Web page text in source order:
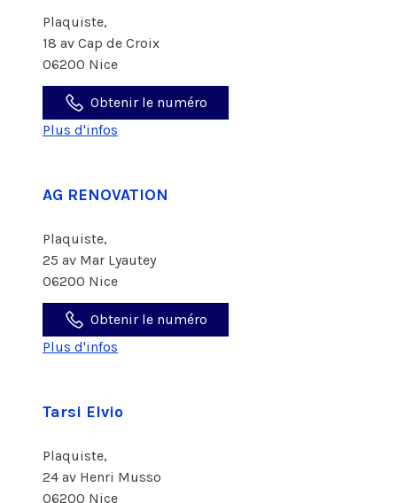
Plaquiste,
18 av Cap de Croix
06200 Nice
Obtenir le numéro
Plus d'infos
AG RENOVATION
Plaquiste,
25 av Mar Lyautey
06200 Nice
Obtenir le numéro
Plus d'infos
Tarsi Elvio
Plaquiste,
24 av Henri Musso
06200 Nice